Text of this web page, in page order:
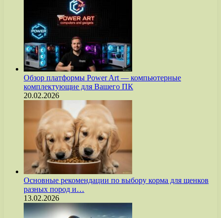
Обзор платформы Power Art — компьютерные
комплектующие для Вашего ПК
20.02.2026
Основные рекомендации по выбору корма для щенков
разных пород и…
13.02.2026